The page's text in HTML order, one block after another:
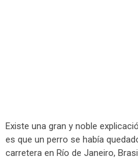
Existe una gran y noble
es que un perro se había
carretera en Río de Janeiro,